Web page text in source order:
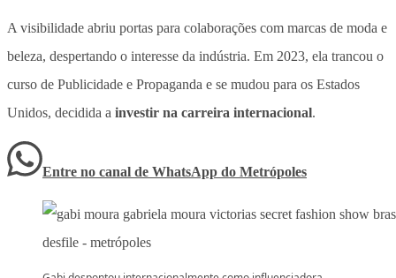
A visibilidade abriu portas para colaborações com marcas de moda e
beleza, despertando o interesse da indústria. Em 2023, ela trancou o
curso de Publicidade e Propaganda e se mudou para os Estados
Unidos, decidida a investir na carreira internacional.
Entre no canal de WhatsApp do Metrópoles